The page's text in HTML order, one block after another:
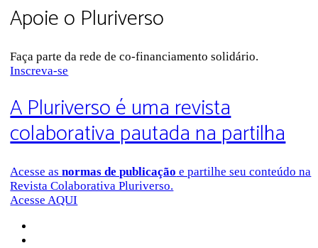
Apoie o Pluriverso
Faça parte da rede de co-financiamento solidário.
Inscreva-se
A Pluriverso é uma revista
colaborativa pautada na partilha
Acesse asnormas de publicação e partilhe seu conteúdo na
Revista Colaborativa Pluriverso.
Acesse AQUI